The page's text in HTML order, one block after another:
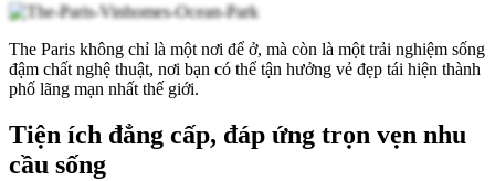
The Paris không chỉ là một nơi để ở, mà còn là một trải nghiệm sống
đậm chất nghệ thuật, nơi bạn có thể tận hưởng vẻ đẹp tái hiện thành
phố lãng mạn nhất thế giới.
Tiện ích đẳng cấp, đáp ứng trọn vẹn nhu
cầu sống